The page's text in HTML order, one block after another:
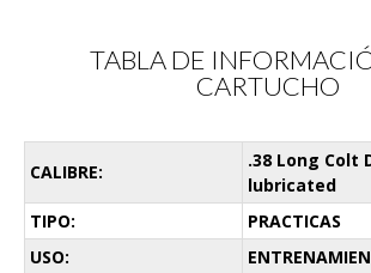
TABLA DE
CARTUCHO
CALIBRE:
.38 Long Colt
lubricated
TIPO:
PRACTICAS
USO: